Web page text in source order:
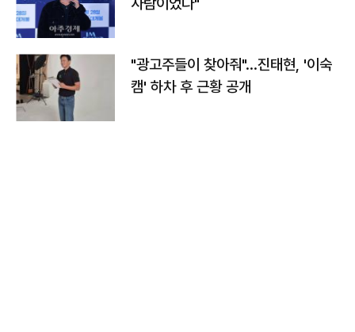
사람이었다"
"광고주들이 찾아줘"…진태현, '이숙
캠' 하차 후 근황 공개